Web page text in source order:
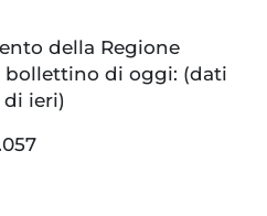
della Regione
bollettino di oggi: (dati
di ieri)